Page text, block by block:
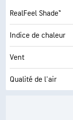
Point de rosée
AccuLumen
Couverture nuageuse
Visibilité
RealFeel Shade™
Indice de chaleur
Vent
Qualité de l'air